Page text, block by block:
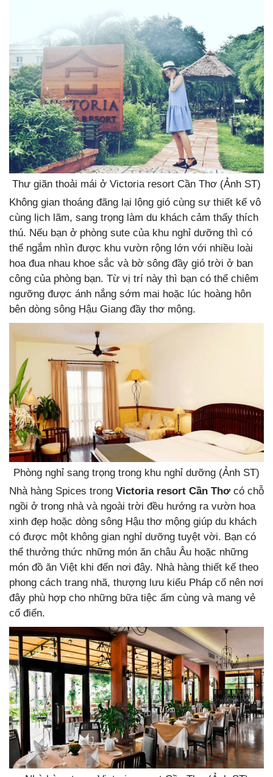
Thư giãn thoải mái ở Victoria resort Cần Thơ (Ảnh ST)
Không gian thoáng đãng lại lộng gió cùng sự thiết kế vô
cùng lịch lãm, sang trọng làm du khách cảm thấy thích
thú. Nếu bạn ở phòng sute của khu nghỉ dưỡng thì có
thể ngắm nhìn được khu vườn rộng lớn với nhiều loài
hoa đua nhau khoe sắc và bờ sông đầy gió trời ở ban
công của phòng bạn. Từ vị trí này thì bạn có thể chiêm
ngưỡng được ánh nắng sớm mai hoặc lúc hoàng hôn
bên dòng sông Hậu Giang đầy thơ mộng.
Phòng nghỉ sang trọng trong khu nghỉ dưỡng (Ảnh ST)
Nhà hàng Spices trong Victoria resort Cần Thơ có chỗ
ngồi ở trong nhà và ngoài trời đều hướng ra vườn hoa
xinh đẹp hoặc dòng sông Hậu thơ mộng giúp du khách
có được một không gian nghỉ dưỡng tuyệt vời. Bạn có
thể thưởng thức những món ăn châu Âu hoặc những
món đồ ăn Việt khi đến nơi đây. Nhà hàng thiết kế theo
phong cách trang nhã, thượng lưu kiểu Pháp cổ nên nơi
đây phù hợp cho những bữa tiệc ấm cùng và mang vẻ
cổ điển.